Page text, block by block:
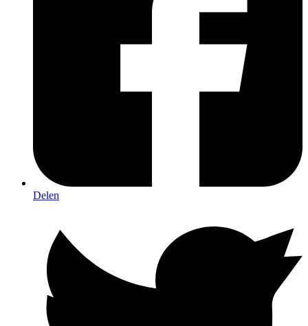
Delen